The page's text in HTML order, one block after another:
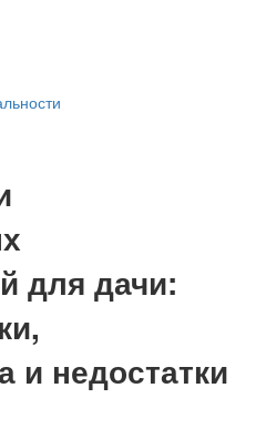
для дачи:
и недостатки